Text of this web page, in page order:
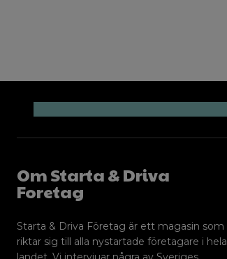
Om Starta & Driva
Foretag
Starta & Driva Företag är ett magasin som
riktar sig till alla nystartade företagare i hela